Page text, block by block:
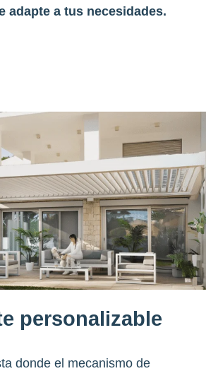
adapte a tus necesidades.
personalizable
donde el mecanismo de